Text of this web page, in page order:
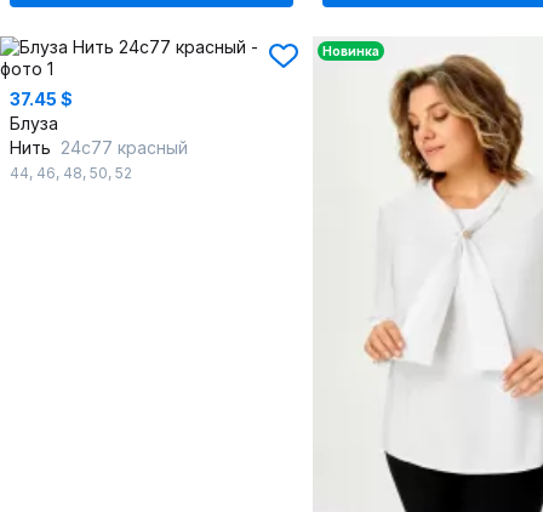
37.45 $
Блуза
Нить 24с77 красный
44, 46, 48, 50, 52
Новинка